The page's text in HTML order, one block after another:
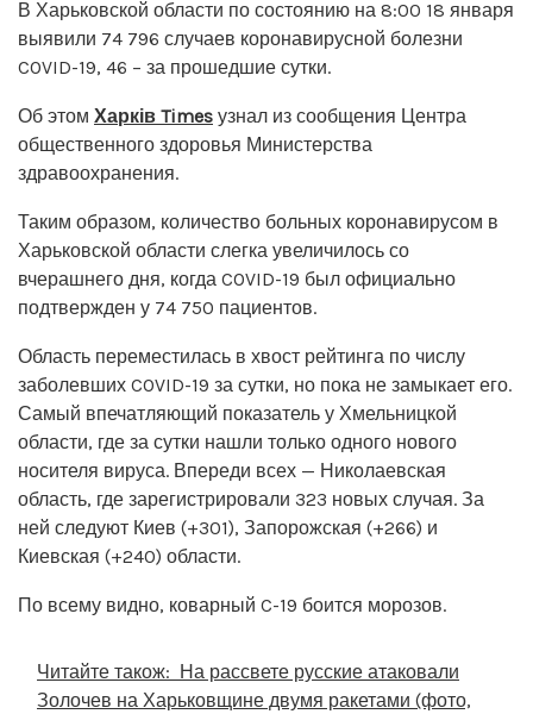
В Харьковской области по состоянию на 8:00 18 января
выявили 74 796 случаев коронавирусной болезни
COVID-19, 46 – за прошедшие сутки.
Об этом Харків Times узнал из сообщения Центра
общественного здоровья Министерства
здравоохранения.
Таким образом, количество больных коронавирусом в
Харьковской области слегка увеличилось со
вчерашнего дня, когда COVID-19 был официально
подтвержден у 74 750 пациентов.
Область переместилась в хвост рейтинга по числу
заболевших COVID-19 за сутки, но пока не замыкает его.
Самый впечатляющий показатель у Хмельницкой
области, где за сутки нашли только одного нового
носителя вируса. Впереди всех — Николаевская
область, где зарегистрировали 323 новых случая. За
ней следуют Киев (+301), Запорожская (+266) и
Киевская (+240) области.
По всему видно, коварный C-19 боится морозов.
Читайте також: На рассвете русские атаковали
Золочев на Харьковщине двумя ракетами (фото,